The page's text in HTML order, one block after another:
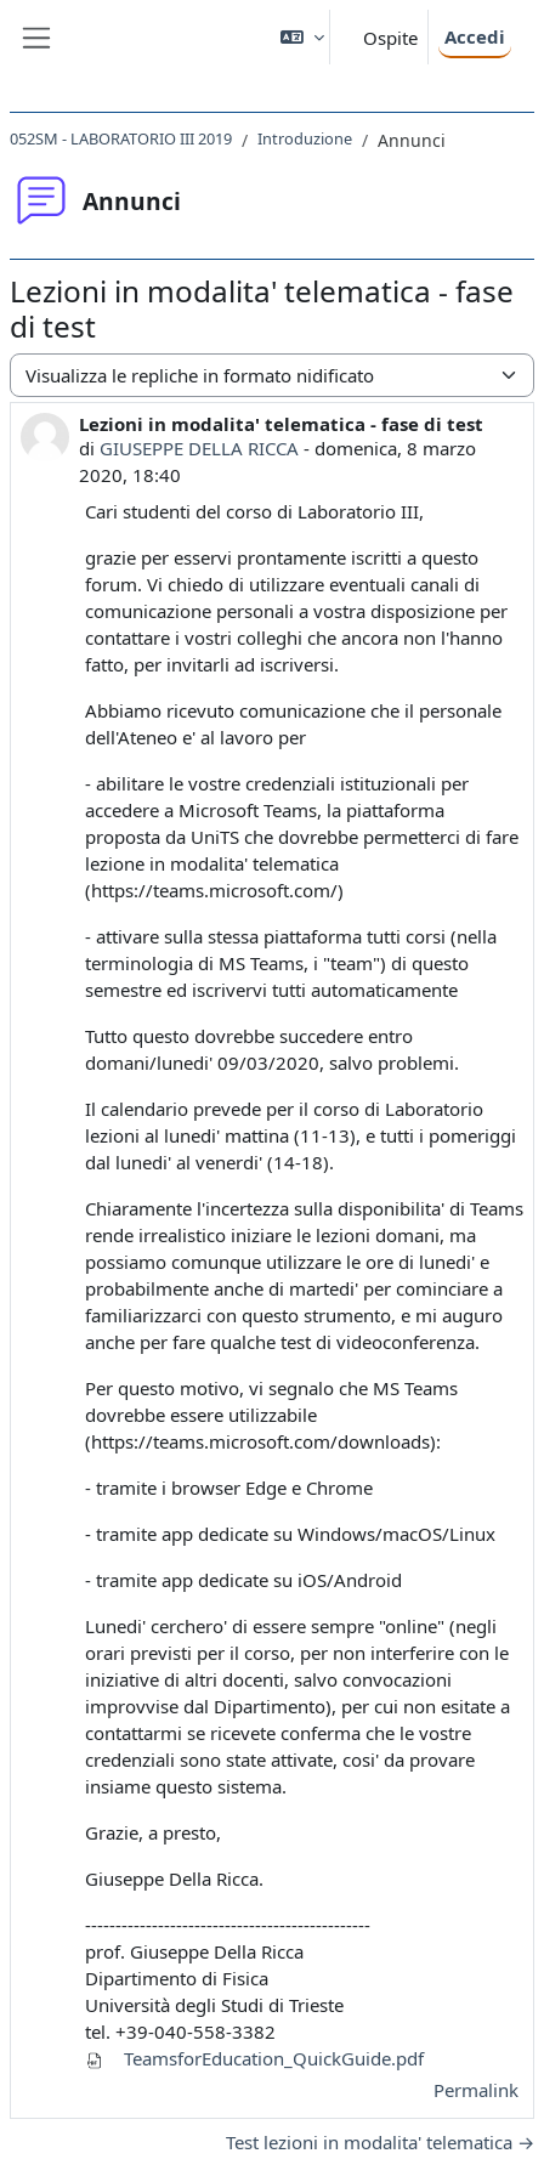
Ospite Accedi
052SM - LABORATORIO III 2019 Introduzione Annunci
Annunci
Lezioni in modalita' telematica - fase
di test
Modalità visualizzazione
Lezioni in modalita' telematica - fase di test
di GIUSEPPE DELLA RICCA- domenica, 8 marzo
2020, 18:40
Numero di risposte: 0
Cari studenti del corso di Laboratorio III,
grazie per esservi prontamente iscritti a questo
forum. Vi chiedo di utilizzare eventuali canali di
comunicazione personali a vostra disposizione per
contattare i vostri colleghi che ancora non l'hanno
fatto, per invitarli ad iscriversi.
Abbiamo ricevuto comunicazione che il personale
dell'Ateneo e' al lavoro per
- abilitare le vostre credenziali istituzionali per
accedere a Microsoft Teams, la piattaforma
proposta da UniTS che dovrebbe permetterci di fare
lezione in modalita' telematica
(https://teams.microsoft.com/)
- attivare sulla stessa piattaforma tutti corsi (nella
terminologia di MS Teams, i "team") di questo
semestre ed iscrivervi tutti automaticamente
Tutto questo dovrebbe succedere entro
domani/lunedi' 09/03/2020, salvo problemi.
Il calendario prevede per il corso di Laboratorio
lezioni al lunedi' mattina (11-13), e tutti i pomeriggi
dal lunedi' al venerdi' (14-18).
Chiaramente l'incertezza sulla disponibilita' di Teams
rende irrealistico iniziare le lezioni domani, ma
possiamo comunque utilizzare le ore di lunedi' e
probabilmente anche di martedi' per cominciare a
familiarizzarci con questo strumento, e mi auguro
anche per fare qualche test di videoconferenza.
Per questo motivo, vi segnalo che MS Teams
dovrebbe essere utilizzabile
(https://teams.microsoft.com/downloads):
- tramite i browser Edge e Chrome
- tramite app dedicate su Windows/macOS/Linux
- tramite app dedicate su iOS/Android
Lunedi' cerchero' di essere sempre "online" (negli
orari previsti per il corso, per non interferire con le
iniziative di altri docenti, salvo convocazioni
improvvise dal Dipartimento), per cui non esitate a
contattarmi se ricevete conferma che le vostre
credenziali sono state attivate, cosi' da provare
insiame questo sistema.
Grazie, a presto,
Giuseppe Della Ricca.
-----------------------------------------------
prof. Giuseppe Della Ricca
Dipartimento di Fisica
Università degli Studi di Trieste
tel. +39-040-558-3382
TeamsforEducation_QuickGuide.pdf
Permalink
Test lezioni in modalita' telematica →